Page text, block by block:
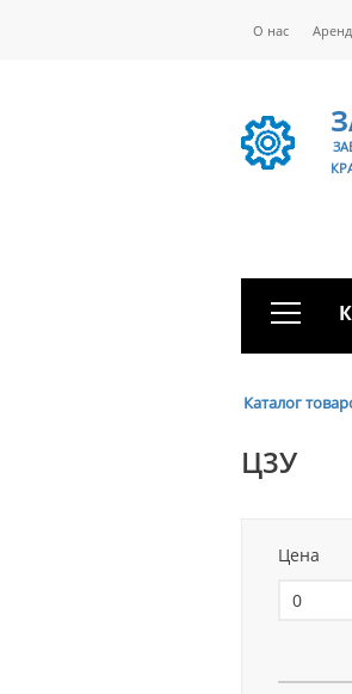
О нас
Каталог
Ц3У
Цена